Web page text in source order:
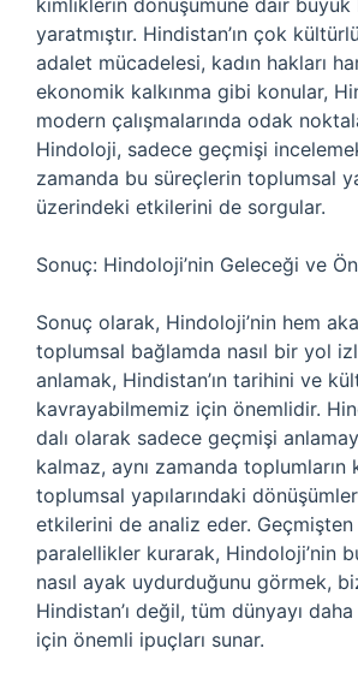
kimliklerin dönüşümüne dair büyük
yaratmıştır. Hindistan’ın çok
adalet mücadelesi, kadın hakları
ekonomik kalkınma gibi konular,
modern çalışmalarında odak
Hindoloji, sadece geçmişi
zamanda bu süreçlerin toplumsal
üzerindeki etkilerini de sorgular.
Sonuç: Hindoloji’nin Geleceği ve
Sonuç olarak, Hindoloji’nin hem
toplumsal bağlamda nasıl bir yol
anlamak, Hindistan’ın tarihini ve
kavrayabilmemiz için önemlidir.
dalı olarak sadece geçmişi
kalmaz, aynı zamanda toplumların
toplumsal yapılarındaki
etkilerini de analiz eder.
paralellikler kurarak, Hindoloji’nin
nasıl ayak uydurduğunu görmek,
Hindistan’ı değil, tüm dünyayı
için önemli ipuçları sunar.